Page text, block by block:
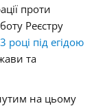
проти
Реєстру
році під егідою
та
на цьому